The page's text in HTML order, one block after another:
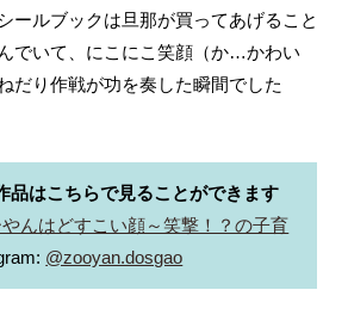
ールブックは旦那が買ってあげること
でいて、にこにこ笑顔（か…かわい
だり作戦が功を奏した瞬間でした
品はこちらで見ることができます
んはどすこい顔～笑撃！？の子育
@zooyan.dosgao